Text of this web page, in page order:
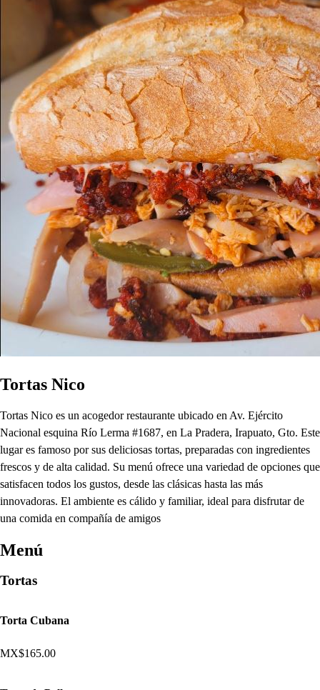
Tortas Nico
Tortas Nico es un acogedor restaurante ubicado en Av. Ejército
Nacional esquina Río Lerma #1687, en La Pradera, Irapuato, Gto. Este
lugar es famoso por sus deliciosas tortas, preparadas con ingredientes
frescos y de alta calidad. Su menú ofrece una variedad de opciones que
satisfacen todos los gustos, desde las clásicas hasta las más
innovadoras. El ambiente es cálido y familiar, ideal para disfrutar de
una comida en compañía de amigos
Menú
Tortas
Torta Cubana
MX$165.00